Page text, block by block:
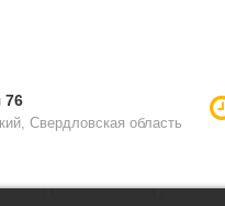
76
Свердловская область